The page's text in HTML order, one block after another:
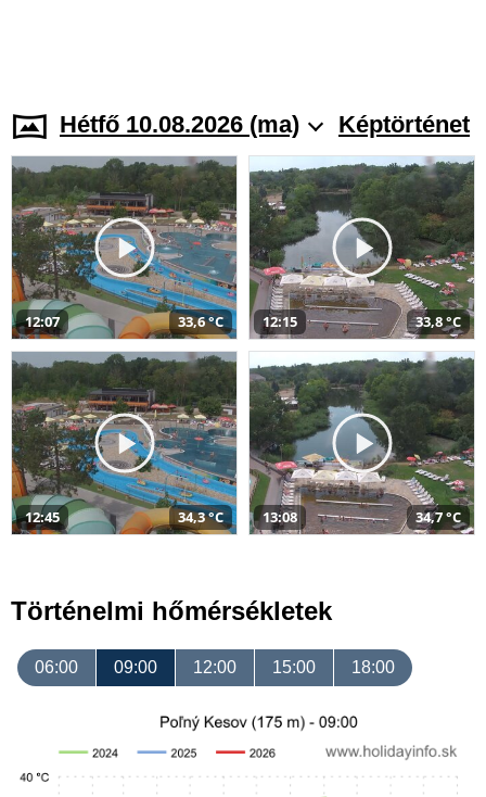
Hétfő 10.08.2026 (ma) Képtörténet
12:07 33,6 °C 12:15 33,8 °C
12:45 34,3 °C 13:08 34,7 °C
Történelmi hőmérsékletek
06:00 09:00 12:00 15:00 18:00